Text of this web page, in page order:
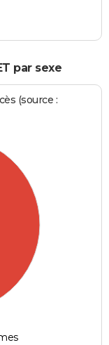
par sexe
(source :